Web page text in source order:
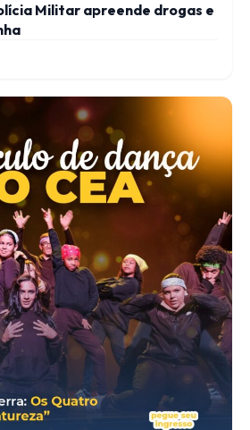
Militar apreende drogas e